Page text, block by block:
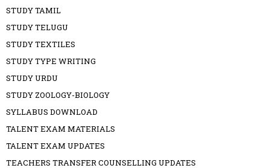
STUDY TAMIL
STUDY TELUGU
STUDY TEXTILES
STUDY TYPE WRITING
STUDY URDU
STUDY ZOOLOGY-BIOLOGY
SYLLABUS DOWNLOAD
TALENT EXAM MATERIALS
TALENT EXAM UPDATES
TEACHERS TRANSFER COUNSELLING UPDATES